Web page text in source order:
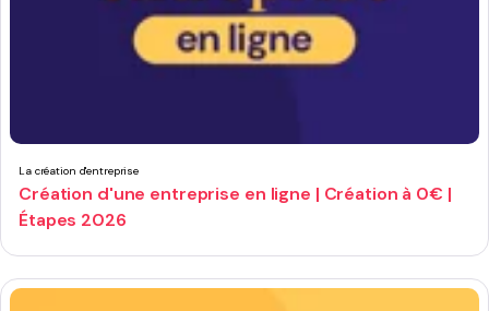
La création d'entreprise
Création d'une entreprise en ligne | Création à 0€ |
Étapes 2026